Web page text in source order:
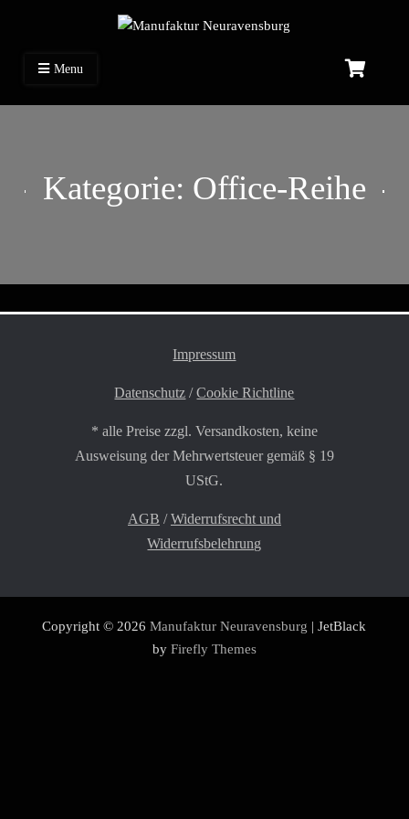
Menu
Kategorie: Office-Reihe
Impressum
Datenschutz /Cookie Richtline
* alle Preise zzgl. Versandkosten, keine
Ausweisung der Mehrwertsteuer gemäß § 19
UStG.
AGB /Widerrufsrecht und
Widerrufsbelehrung
Copyright © 2026Manufaktur Neuravensburg | JetBlack
by Firefly Themes